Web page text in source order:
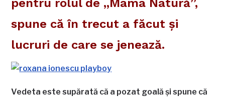
pentru rolul de „Mama Natură”,
spune că în trecut a făcut şi
lucruri de care se jenează.
Vedeta este supărată că a pozat goală şi spune că